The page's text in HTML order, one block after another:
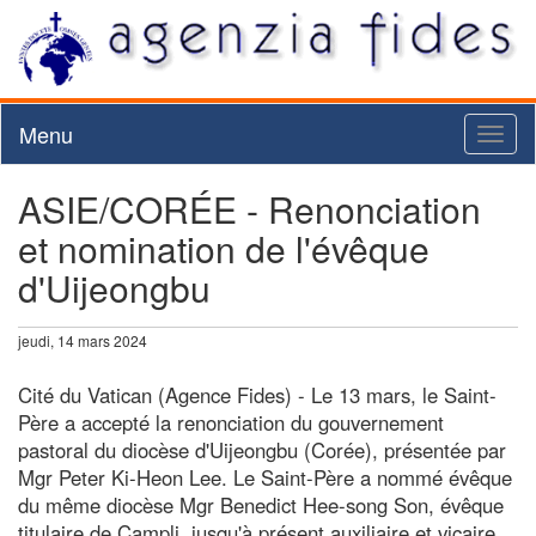
Menu
ASIE/CORÉE - Renonciation
et nomination de l'évêque
d'Uijeongbu
jeudi, 14 mars 2024
Cité du Vatican (Agence Fides) - Le 13 mars, le Saint-
Père a accepté la renonciation du gouvernement
pastoral du diocèse d'Uijeongbu (Corée), présentée par
Mgr Peter Ki-Heon Lee. Le Saint-Père a nommé évêque
du même diocèse Mgr Benedict Hee-song Son, évêque